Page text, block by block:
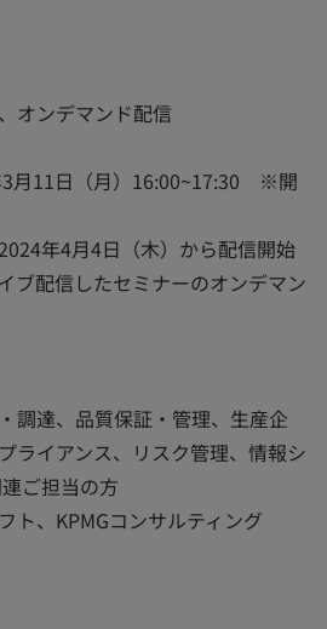
オンデマンド配信
3月11日（月）16:00~17:30 ※開
年4月4日（木）から配信開始
ブ配信したセミナーのオンデマン
調達、品質保証・管理、生産企
ライアンス、リスク管理、情報シ
ご担当の方
ト、KPMGコンサルティング